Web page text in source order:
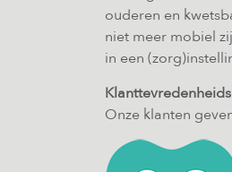
ouderen en
niet meer mobiel
in een
Onze klanten